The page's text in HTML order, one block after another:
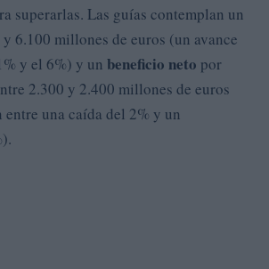
superarlas. Las guías contemplan un
6.100 millones de euros (un avance
y el 6%) y un beneficio neto por
2.300 y 2.400 millones de euros
una caída del 2% y un